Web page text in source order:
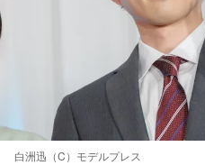
白洲迅（C）モデルプレス